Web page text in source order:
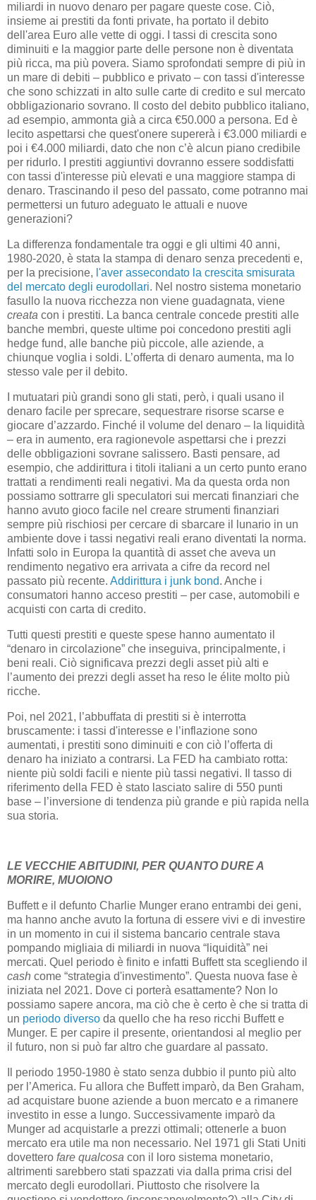
miliardi in nuovo denaro per pagare queste cose. Ciò,
insieme ai prestiti da fonti private, ha portato il debito
dell'area Euro alle vette di oggi. I tassi di crescita sono
diminuiti e la maggior parte delle persone non è diventata
più ricca, ma più povera. Siamo sprofondati sempre di più in
un mare di debiti – pubblico e privato – con tassi d'interesse
che sono schizzati in alto sulle carte di credito e sul mercato
obbligazionario sovrano. Il costo del debito pubblico italiano,
ad esempio, ammonta già a circa €50.000 a persona. Ed è
lecito aspettarsi che quest'onere supererà i €3.000 miliardi e
poi i €4.000 miliardi, dato che non c’è alcun piano credibile
per ridurlo. I prestiti aggiuntivi dovranno essere soddisfatti
con tassi d'interesse più elevati e una maggiore stampa di
denaro. Trascinando il peso del passato, come potranno mai
permettersi un futuro adeguato le attuali e nuove
generazioni?
La differenza fondamentale tra oggi e gli ultimi 40 anni,
1980-2020, è stata la stampa di denaro senza precedenti e,
per la precisione, l'aver assecondato la crescita smisurata
del mercato degli eurodollari. Nel nostro sistema monetario
fasullo la nuova ricchezza non viene guadagnata, viene
creata con i prestiti. La banca centrale concede prestiti alle
banche membri, queste ultime poi concedono prestiti agli
hedge fund, alle banche più piccole, alle aziende, a
chiunque voglia i soldi. L’offerta di denaro aumenta, ma lo
stesso vale per il debito.
I mutuatari più grandi sono gli stati, però, i quali usano il
denaro facile per sprecare, sequestrare risorse scarse e
giocare d’azzardo. Finché il volume del denaro – la liquidità
– era in aumento, era ragionevole aspettarsi che i prezzi
delle obbligazioni sovrane salissero. Basti pensare, ad
esempio, che addirittura i titoli italiani a un certo punto erano
trattati a rendimenti reali negativi. Ma da questa orda non
possiamo sottrarre gli speculatori sui mercati finanziari che
hanno avuto gioco facile nel creare strumenti finanziari
sempre più rischiosi per cercare di sbarcare il lunario in un
ambiente dove i tassi negativi reali erano diventati la norma.
Infatti solo in Europa la quantità di asset che aveva un
rendimento negativo era arrivata a cifre da record nel
passato più recente. Addirittura i junk bond. Anche i
consumatori hanno acceso prestiti – per case, automobili e
acquisti con carta di credito.
Tutti questi prestiti e queste spese hanno aumentato il
“denaro in circolazione” che inseguiva, principalmente, i
beni reali. Ciò significava prezzi degli asset più alti e
l’aumento dei prezzi degli asset ha reso le élite molto più
ricche.
Poi, nel 2021, l’abbuffata di prestiti si è interrotta
bruscamente: i tassi d'interesse e l’inflazione sono
aumentati, i prestiti sono diminuiti e con ciò l’offerta di
denaro ha iniziato a contrarsi. La FED ha cambiato rotta:
niente più soldi facili e niente più tassi negativi. Il tasso di
riferimento della FED è stato lasciato salire di 550 punti
base – l’inversione di tendenza più grande e più rapida nella
sua storia.
LE VECCHIE ABITUDINI, PER QUANTO DURE A
MORIRE, MUOIONO
Buffett e il defunto Charlie Munger erano entrambi dei geni,
ma hanno anche avuto la fortuna di essere vivi e di investire
in un momento in cui il sistema bancario centrale stava
pompando migliaia di miliardi in nuova “liquidità” nei
mercati. Quel periodo è finito e infatti Buffett sta scegliendo il
cash come “strategia d'investimento”. Questa nuova fase è
iniziata nel 2021. Dove ci porterà esattamente? Non lo
possiamo sapere ancora, ma ciò che è certo è che si tratta di
un periodo diverso da quello che ha reso ricchi Buffett e
Munger. E per capire il presente, orientandosi al meglio per
il futuro, non si può far altro che guardare al passato.
Il periodo 1950-1980 è stato senza dubbio il punto più alto
per l’America. Fu allora che Buffett imparò, da Ben Graham,
ad acquistare buone aziende a buon mercato e a rimanere
investito in esse a lungo. Successivamente imparò da
Munger ad acquistarle a prezzi ottimali; ottenerle a buon
mercato era utile ma non necessario. Nel 1971 gli Stati Uniti
dovettero fare qualcosa con il loro sistema monetario,
altrimenti sarebbero stati spazzati via dalla prima crisi del
mercato degli eurodollari. Piuttosto che risolvere la